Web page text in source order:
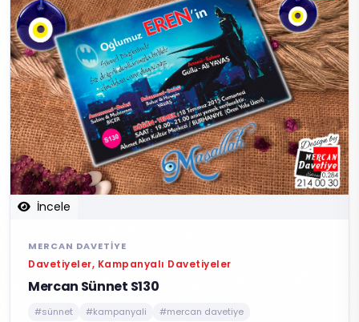
İncele
MERCAN DAVETIYE
Davetiyeler, Kampanyalı Davetiyeler
Mercan Sünnet S130
#sünnet #kampanyali #mercan davetiye